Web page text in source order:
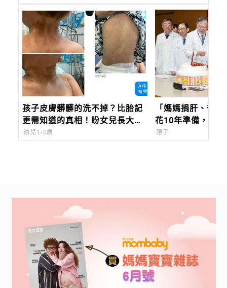
孩子皮膚髒髒的洗不掉？比胎記
更需知道的真相！盼女兒長大別
恨媽，醫：生命的無可奈何
幼兒1-3歲
「媽媽捐肝、爸
花10年準備，一
讓12歲罕病兒重
親子